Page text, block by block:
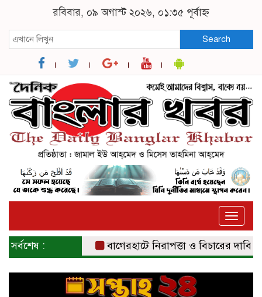
রবিবার, ০৯ অগাস্ট ২০২৬, ০১:৩৫ পূর্বাহ্ন
Search
Toggle
সর্বশেষ : বাগেরহাটে নিরাপত্তা ও বিচারের দাবিতে